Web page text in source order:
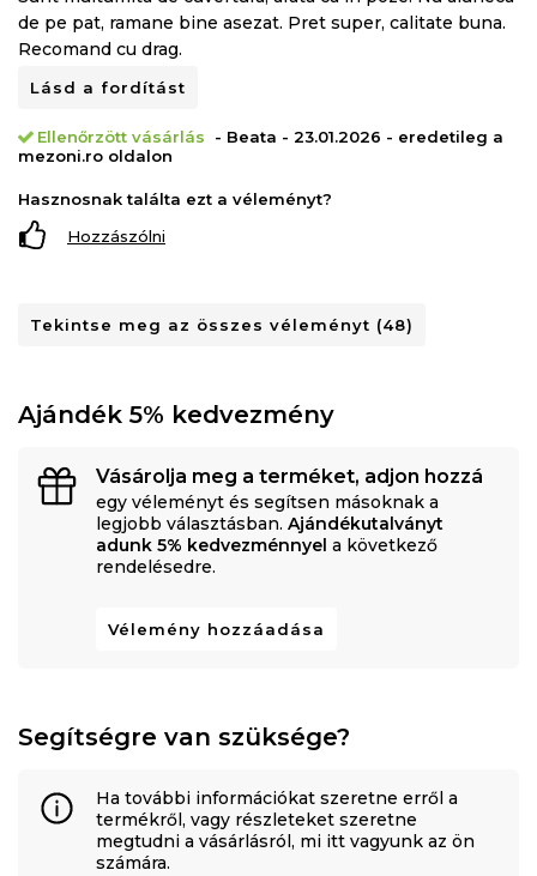
de pe pat, ramane bine asezat. Pret super, calitate buna.
Recomand cu drag.
Lásd a fordítást
Ellenőrzött vásárlás
- Beata - 23.01.2026 - eredetileg a
mezoni.ro oldalon
Hasznosnak találta ezt a véleményt?
Hozzászólni
Tekintse meg az összes véleményt (48)
Ajándék 5% kedvezmény
Vásárolja meg a terméket, adjon hozzá
egy véleményt és segítsen másoknak a
legjobb választásban. Ajándékutalványt
adunk 5% kedvezménnyel a következő
rendelésedre.
Vélemény hozzáadása
Segítségre van szüksége?
Ha további információkat szeretne erről a
termékről, vagy részleteket szeretne
megtudni a vásárlásról, mi itt vagyunk az ön
számára.